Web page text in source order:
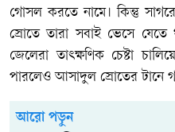
গোসল করতে নামে। কিন্তু
স্রোতে তারা সবাই ভেসে যেতে
জেলেরা তাৎক্ষণিক চেষ্টা
পারলেও আসাদুল স্রোতের টানে
আরো পড়ুন